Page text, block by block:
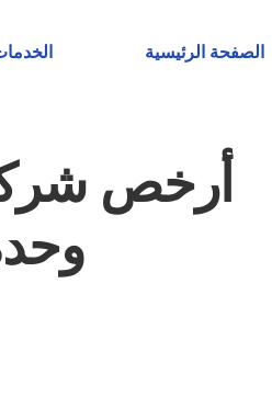
الصفحة الرئيسية
أرخص